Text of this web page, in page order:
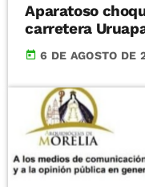
Aparatoso
carretera
today 6 DE AGOSTO DE